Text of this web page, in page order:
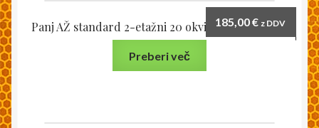
Panj AŽ standard 2-etažni 20 okvirjev z begalnico
185,00€ z DDV
Preberi več